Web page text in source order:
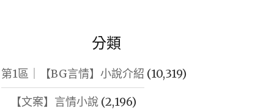
分類
第1區｜【BG言情】小說介紹 (10,319)
【文案】言情小說(2,196)